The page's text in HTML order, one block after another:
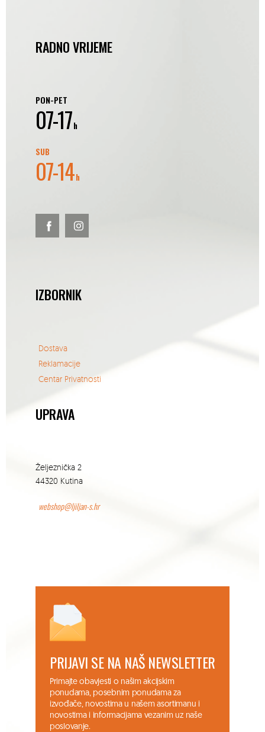
RADNO VRIJEME
PON-PET
07-17h
SUB
07-14h
IZBORNIK
Dostava
Reklamacije
Centar Privatnosti
UPRAVA
Željeznička 2
44320 Kutina
webshop@ljiljan-s.hr
PRIJAVI SE NA NAŠ NEWSLETTER
Primajte obavjesti o našim akcijskim
ponudama, posebnim ponudama za
izvođače, novostima u našem asortimanu i
novostima i informacijama vezanim uz naše
poslovanje.